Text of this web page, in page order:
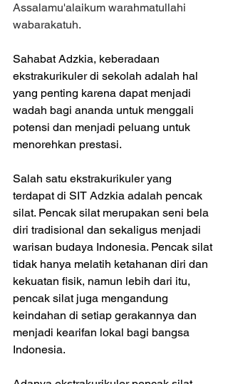
Assalamu'alaikum warahmatullahi
wabarakatuh.
Sahabat Adzkia, keberadaan
ekstrakurikuler di sekolah adalah hal
yang penting karena dapat menjadi
wadah bagi ananda untuk menggali
potensi dan menjadi peluang untuk
menorehkan prestasi.
Salah satu ekstrakurikuler yang
terdapat di SIT Adzkia adalah pencak
silat. Pencak silat merupakan seni bela
diri tradisional dan sekaligus menjadi
warisan budaya Indonesia. Pencak silat
tidak hanya melatih ketahanan diri dan
kekuatan fisik, namun lebih dari itu,
pencak silat juga mengandung
keindahan di setiap gerakannya dan
menjadi kearifan lokal bagi bangsa
Indonesia.